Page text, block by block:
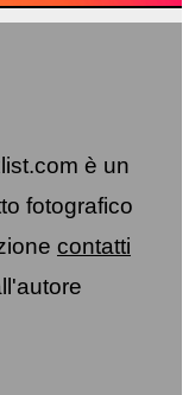
è un
fotografico
contatti